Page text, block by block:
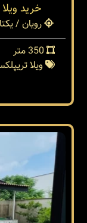
خرید
رویان /
ویلا